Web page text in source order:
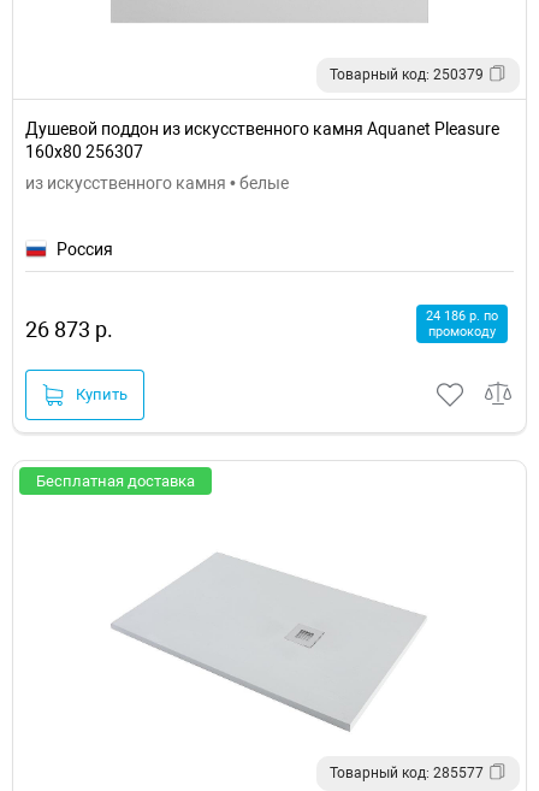
Товарный код: 250379
Душевой поддон из искусственного камня Aquanet Pleasure
160x80 256307
из искусственного камня • белые
Россия
26 873 р.
24 186 р. по
промокоду
Купить
Бесплатная доставка
Товарный код: 285577